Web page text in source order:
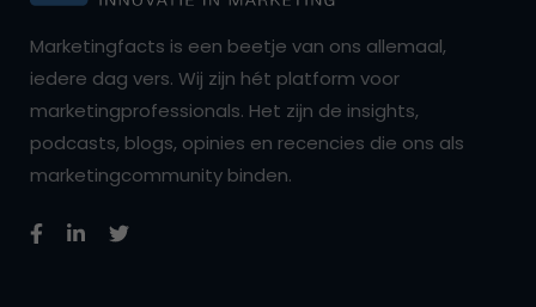
Marketingfacts is een beetje van ons allemaal,
iedere dag vers. Wij zijn hét platform voor
marketingprofessionals. Het zijn de insights,
podcasts, blogs, opinies en recencies die ons als
marketingcommunity binden.